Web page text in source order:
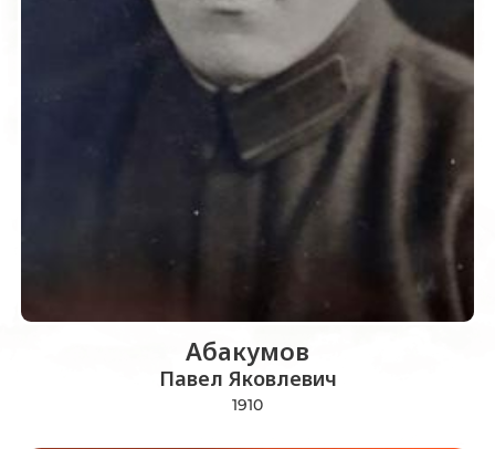
Абакумов
Павел Яковлевич
1910